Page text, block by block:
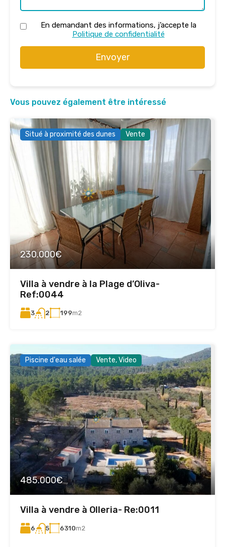
En demandant des informations, j’accepte la
Politique de confidentialité
Envoyer
Vous pouvez également être intéressé
Situé à proximité des dunes Vente
230.000€
Villa à vendre à la Plage d’Oliva-
Ref:0044
3 2 199m2
Piscine d'eau salée Vente, Video
485.000€
Villa à vendre à Olleria- Re:0011
6 5 6310m2